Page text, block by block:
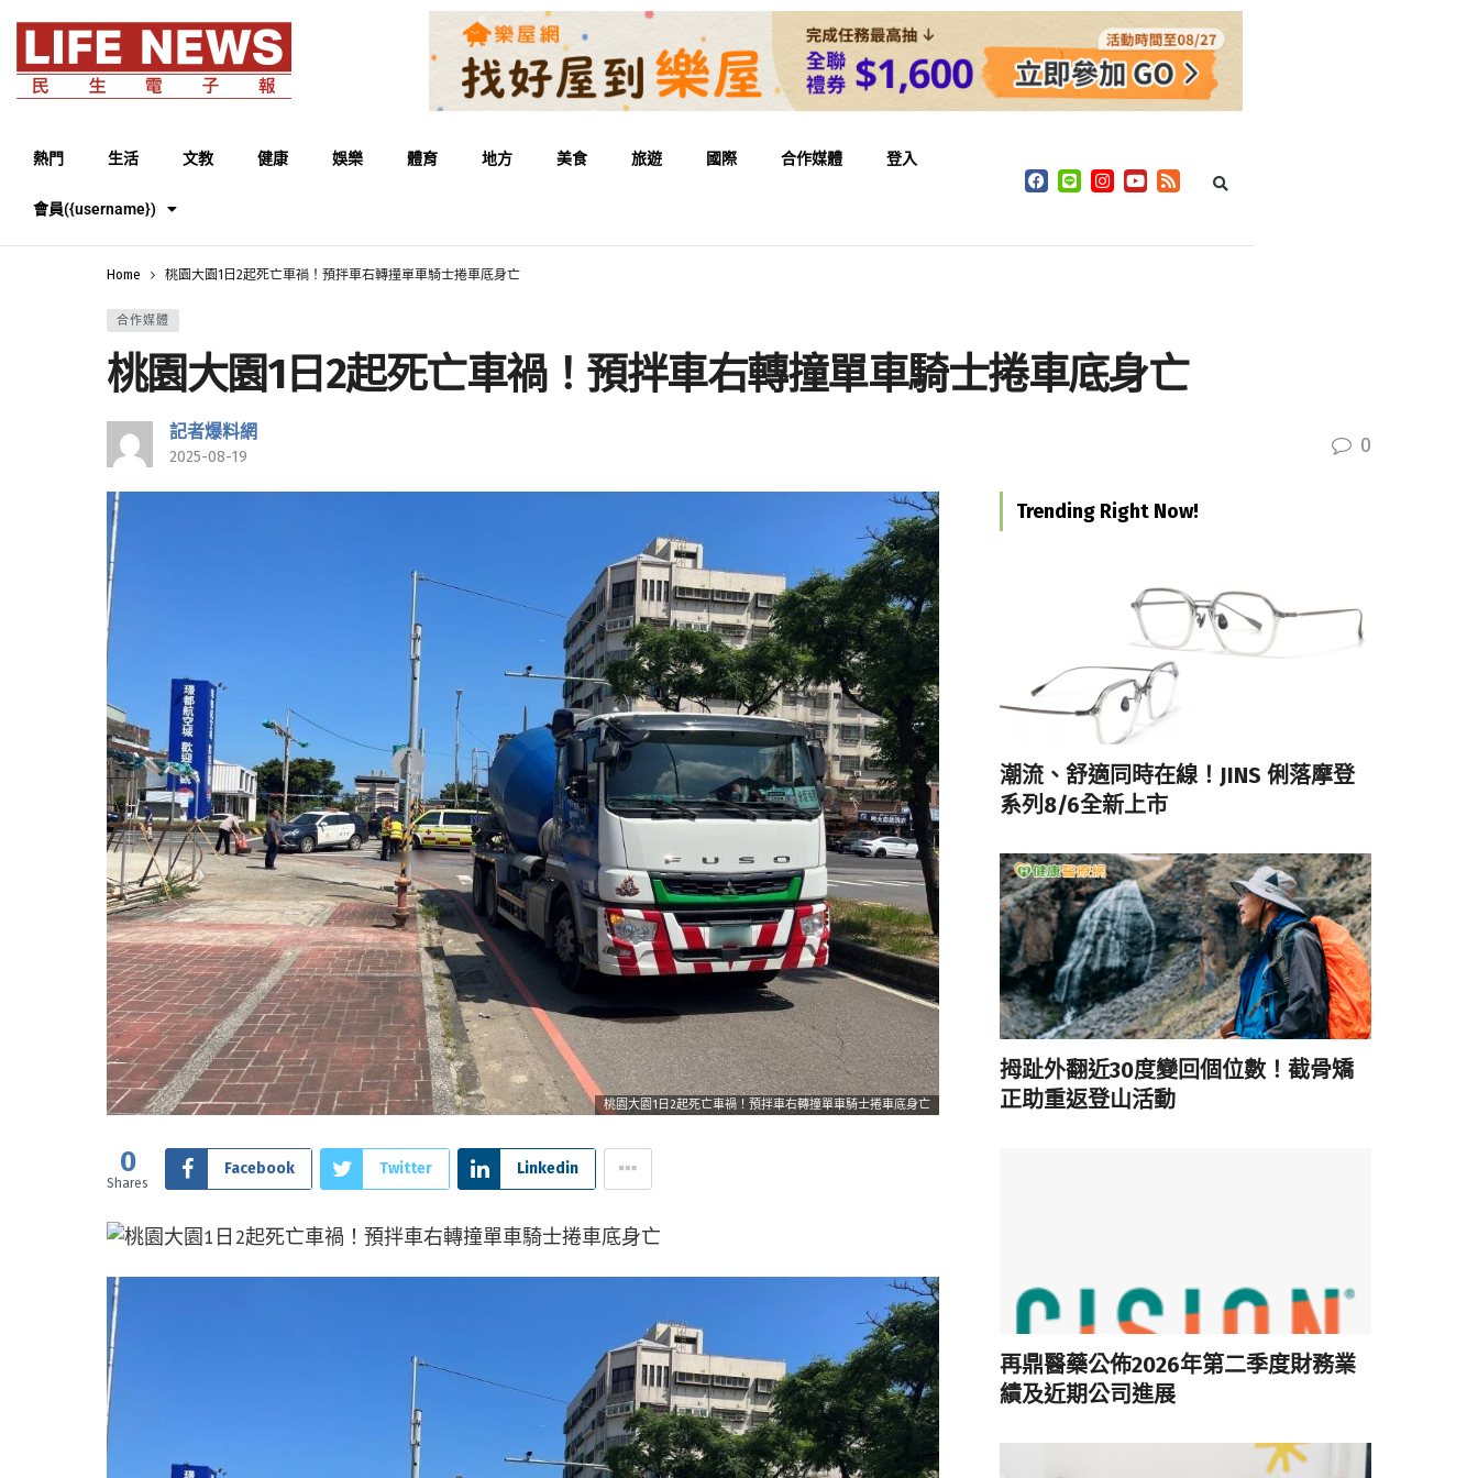
熱門 生活 文教 健康 娛樂 體育 地方 美食 旅遊 國際 合作媒體 登入
會員({username})
Home 桃園大園1日2起死亡車禍！預拌車右轉撞單車騎士捲車底身亡
合作媒體
桃園大園1日2起死亡車禍！預拌車右轉撞單車騎士捲車底身亡
記者爆料網
2025-08-19 0
桃園大園1日2起死亡車禍！預拌車右轉撞單車騎士捲車底身亡
0
Shares
Facebook Twitter Linkedin
Trending Right Now!
潮流、舒適同時在線！JINS 俐落摩登
系列8/6全新上市
拇趾外翻近30度變回個位數！截骨矯
正助重返登山活動
再鼎醫藥公佈2026年第二季度財務業
績及近期公司進展